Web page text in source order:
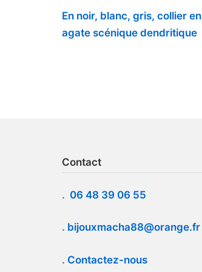
En noir, blanc, gris, collier en
agate scénique dendritique
Contact
. 06 48 39 06 55
. bijouxmacha88@orange.fr
. Contactez-nous